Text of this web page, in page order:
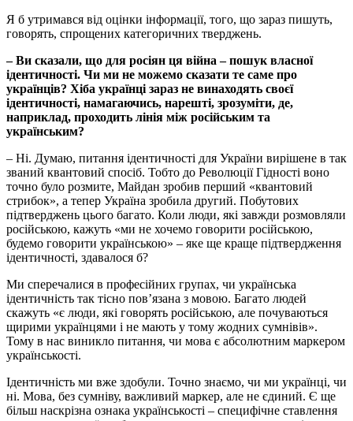
Я б утримався від оцінки інформації, того, що зараз пишуть,
говорять, спрощених категоричних тверджень.
– Ви сказали, що для росіян ця війна – пошук власної
ідентичності. Чи ми не можемо сказати те саме про
українців? Хіба українці зараз не винаходять своєї
ідентичності, намагаючись, нарешті, зрозуміти, де,
наприклад, проходить лінія між російським та
українським?
– Ні. Думаю, питання ідентичності для України вирішене в так
званий квантовий спосіб. Тобто до Революції Гідності воно
точно було розмите, Майдан зробив перший «квантовий
стрибок», а тепер Україна зробила другий. Побутових
підтверджень цього багато. Коли люди, які завжди розмовляли
російською, кажуть «ми не хочемо говорити російською,
будемо говорити українською» – яке ще краще підтвердження
ідентичності, здавалося б?
Ми сперечалися в професійних групах, чи українська
ідентичність так тісно пов’язана з мовою. Багато людей
скажуть «є люди, які говорять російською, але почуваються
щирими українцями і не мають у тому жодних сумнівів».
Тому в нас виникло питання, чи мова є абсолютним маркером
українськості.
Ідентичність ми вже здобули. Точно знаємо, чи ми українці, чи
ні. Мова, без сумніву, важливий маркер, але не єдиний. Є ще
більш наскрізна ознака українськості – специфічне ставлення